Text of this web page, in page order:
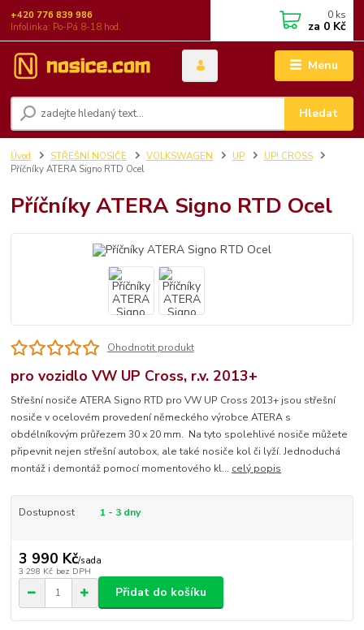
Menu
Hledat
+420 776 839 986
Infolinka: Po-Pá 8-18 hod.
0 ks
za 0 Kč
Úvod STŘEŠNÍ NOSIČE VOLKSWAGEN UP
UP! CROSS
Příčníky ATERA Signo RTD Ocel
Příčníky ATERA Signo RTD Ocel
Ohodnotit produkt
pro vozidlo VW UP Cross, r.v. 2013+
Střešní nosiče ATERA Signo RTD pro VW UP Cross 2013+ jsou střešní
nosiče v ocelovém provedení německého výrobce ATERA s
obdélníkovým průřezem 30 x 20 mm. Na tyto spolehlivé nosiče můžete
připevnit nejen střešní autobox, ale také nosiče kol či lyží. Jednoduchá
montáž i demontáž pomocí momentového kl... celý popis
Dostupnost 1 - 3 dny
3 990 Kč/sada
3 298 Kč bez DPH
Přidat do košíku